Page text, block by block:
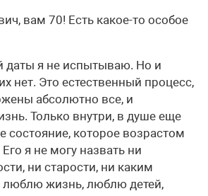
вам 70! Есть какое-то особое
даты я не испытываю. Но и
нет. Это естественный процесс,
абсолютно все, и
Только внутри, в душе еще
состояние, которое возрастом
я не могу назвать ни
ни старости, ни каким
люблю жизнь, люблю детей,